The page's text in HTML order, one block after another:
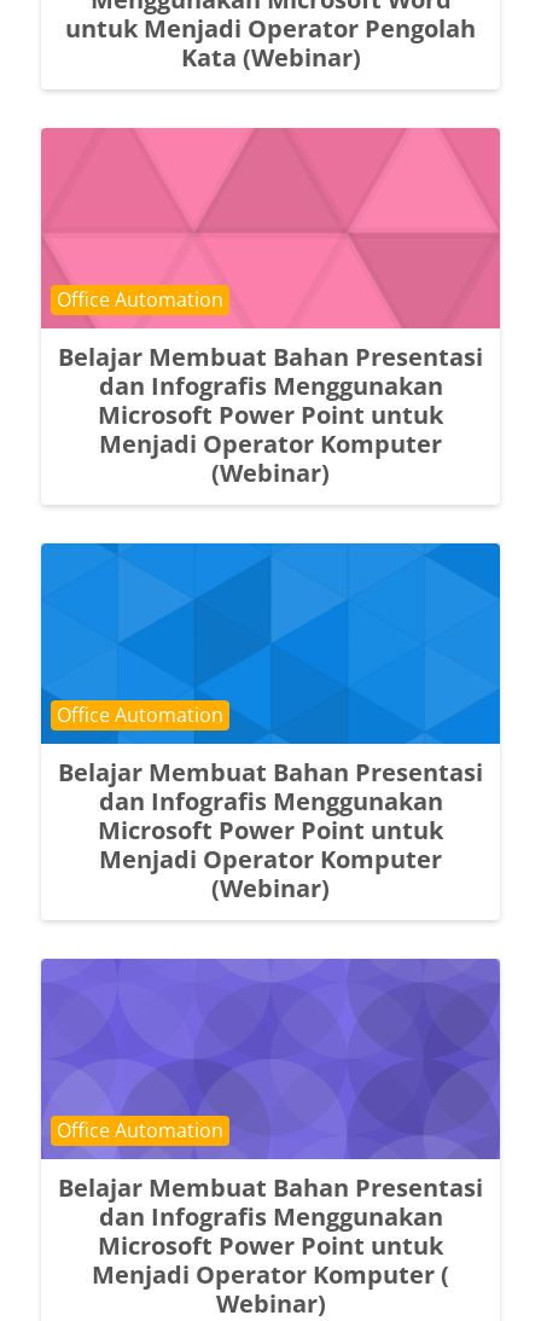
untuk Menjadi Operator Pengolah
Kata (Webinar)
Belajar Membuat Bahan Presentasi
dan Infografis Menggunakan
Microsoft Power Point untuk
Menjadi Operator Komputer
(Webinar)
Course category
Office Automation
Belajar Membuat Bahan Presentasi
dan Infografis Menggunakan
Microsoft Power Point untuk
Menjadi Operator Komputer
(Webinar)
Course category
Office Automation
Belajar Membuat Bahan Presentasi
dan Infografis Menggunakan
Microsoft Power Point untuk
Menjadi Operator Komputer (
Webinar)
Course category
Office Automation